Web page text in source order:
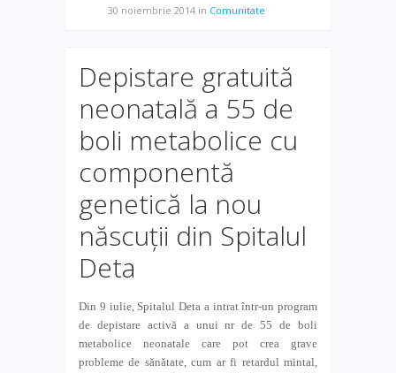
30 noiembrie 2014 in Comunitate
Depistare gratuită
neonatală a 55 de
boli metabolice cu
componentă
genetică la nou
născuții din Spitalul
Deta
Din 9 iulie, Spitalul Deta a intrat într-un program
de depistare activă a unui nr de 55 de boli
metabolice neonatale care pot crea grave
probleme de sănătate, cum ar fi retardul mintal,